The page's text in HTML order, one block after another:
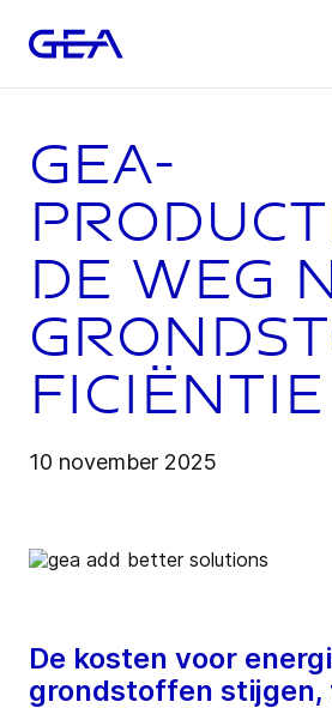
GEA-
de weg
ficiëntie
10 november 2025
De kosten voor
grondstoffen stijgen,